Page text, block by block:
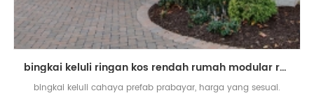
bingkai keluli ringan kos rendah rumah modular rumah prefab
bingkai keluli cahaya prefab prabayar, harga yang sesuai.